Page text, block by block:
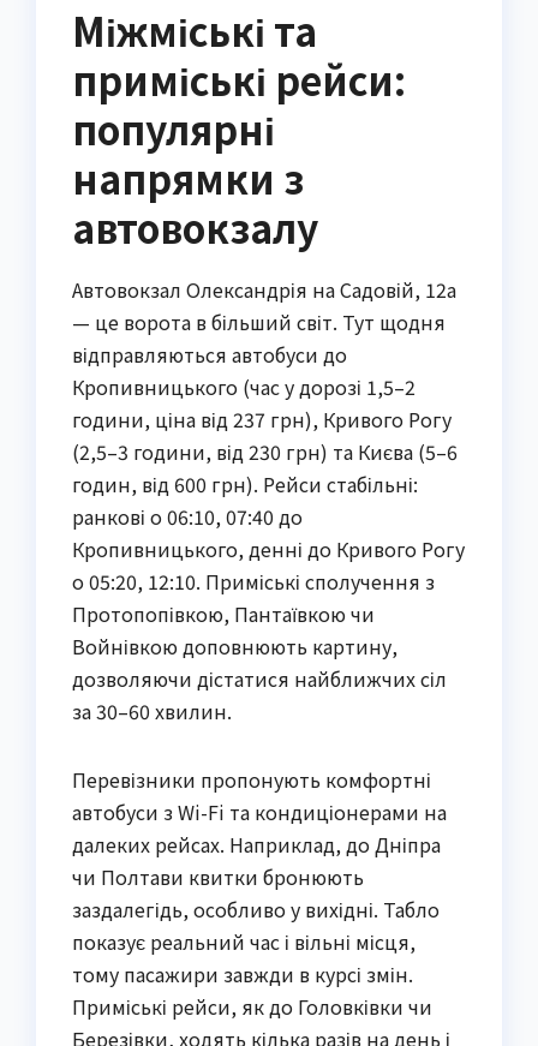
Міжміські та
приміські рейси:
популярні
напрямки з
автовокзалу
Автовокзал Олександрія на Садовій, 12а
— це ворота в більший світ. Тут щодня
відправляються автобуси до
Кропивницького (час у дорозі 1,5–2
години, ціна від 237 грн), Кривого Рогу
(2,5–3 години, від 230 грн) та Києва (5–6
годин, від 600 грн). Рейси стабільні:
ранкові о 06:10, 07:40 до
Кропивницького, денні до Кривого Рогу
о 05:20, 12:10. Приміські сполучення з
Протопопівкою, Пантаївкою чи
Войнівкою доповнюють картину,
дозволяючи дістатися найближчих сіл
за 30–60 хвилин.
Перевізники пропонують комфортні
автобуси з Wi-Fi та кондиціонерами на
далеких рейсах. Наприклад, до Дніпра
чи Полтави квитки бронюють
заздалегідь, особливо у вихідні. Табло
показує реальний час і вільні місця,
тому пасажири завжди в курсі змін.
Приміські рейси, як до Головківки чи
Березівки, ходять кілька разів на день і